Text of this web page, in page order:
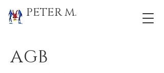
PETER M.
AGB